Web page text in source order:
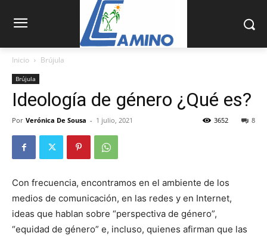
Inicio Brújula
Brújula
Ideología de género ¿Qué es?
Por Verónica De Sousa - 1 julio, 2021 8
3652
Con frecuencia, encontramos en el ambiente de los
medios de comunicación, en las redes y en Internet,
ideas que hablan sobre “perspectiva de género”,
“equidad de género” e, incluso, quienes afirman que las